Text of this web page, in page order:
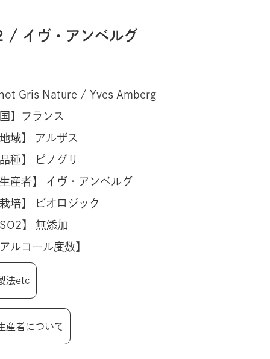
/ イヴ・アンベルグ
Gris Nature / Yves Amberg
】 フランス
地域】 アルザス
品種】 ピノグリ
生産者】 イヴ・アンベルグ
栽培】 ビオロジック
SO2】 無添加
アルコール度数】
法etc
産者について